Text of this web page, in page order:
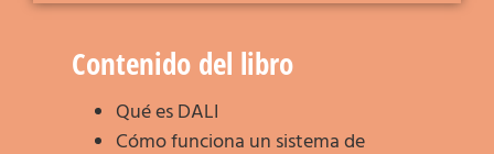
Contenido del libro
Qué es DALI
Cómo funciona un sistema de